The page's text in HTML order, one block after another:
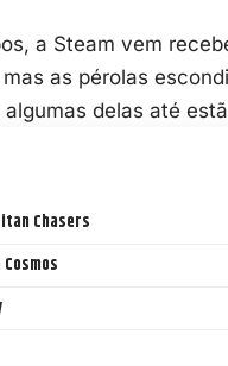
a Steam vem
as pérolas
delas até
Chasers